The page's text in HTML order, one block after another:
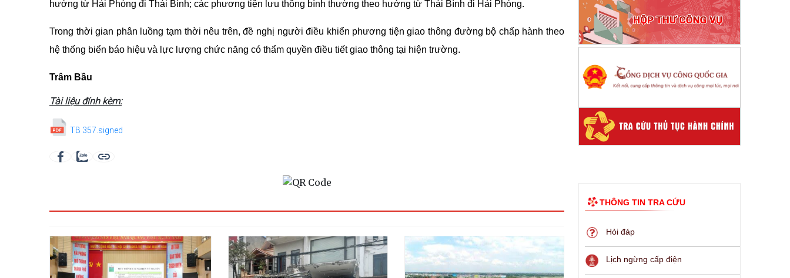
hướng từ Hải Phòng đi Thái Bình; các phương tiện lưu thông bình thường theo hướng từ Thái Bình đi Hải Phòng.
Trong thời gian phân luồng tạm thời nêu trên, đề nghị người điều khiển phương tiện giao thông đường bộ chấp hành theo
hệ thống biển báo hiệu và lực lượng chức năng có thẩm quyền điều tiết giao thông tại hiện trường.
Trâm Bầu
Tài liệu đính kèm:
TB 357.signed
THÔNG TIN TRA CỨU
Hỏi đáp
Lịch ngừng cấp điện